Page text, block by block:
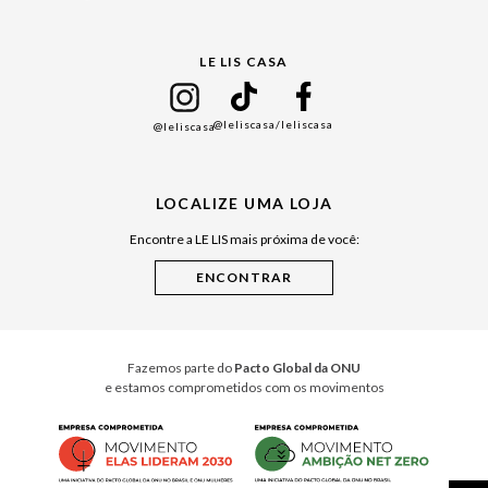
Cuidados Casa
LE LIS CASA
@leliscasa@leliscasa/leliscasa
LOCALIZE UMA LOJA
Encontre a LE LIS mais próxima de você:
Fazemos parte do Pacto Global da ONU
e estamos comprometidos com os movimentos